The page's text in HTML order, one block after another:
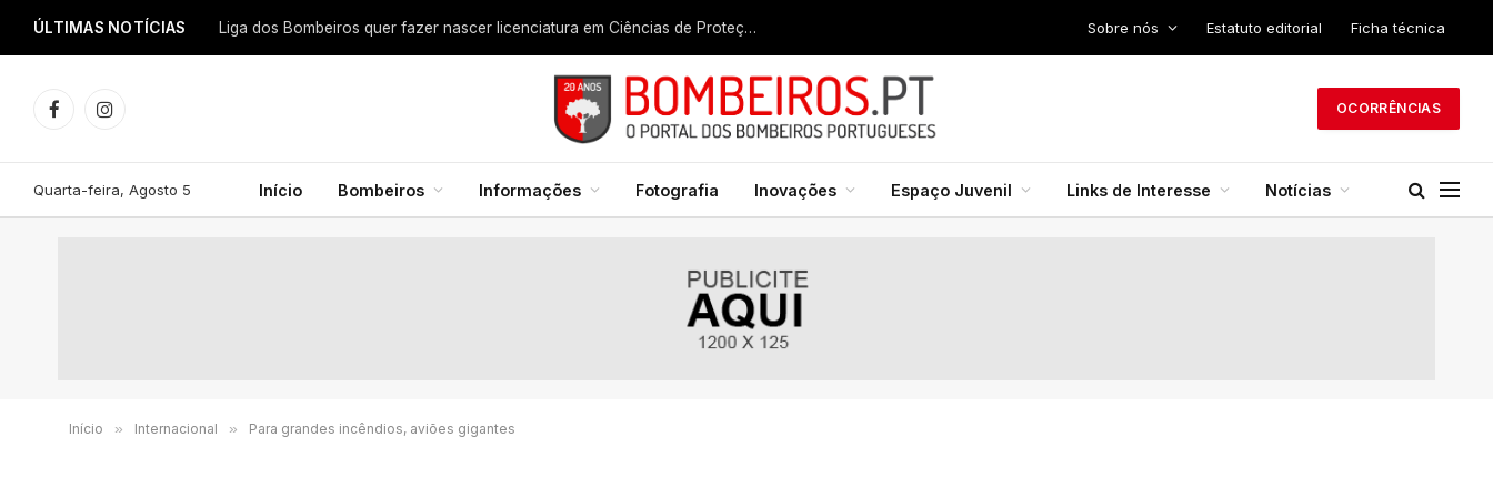
ÚLTIMAS NOTÍCIAS Liga dos Bombeiros quer fazer nascer licenciatura em Ciências de Proteção Civil e Bombeiros Sobre nós Estatuto editorial Ficha técnica
FacebookInstagram
OCORRÊNCIAS
Quarta-feira, Agosto 5 Início Bombeiros Informações Fotografia Inovações Espaço Juvenil Links de Interesse Notícias
Início » Internacional » Para grandes incêndios, aviões gigantes